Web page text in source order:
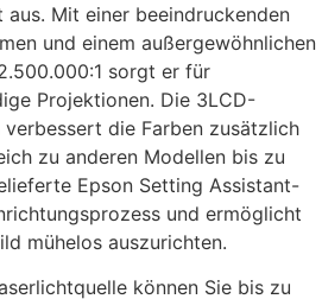
Mit einer beeindruckenden
und einem außergewöhnlichen
sorgt er für
Projektionen. Die 3LCD-
die Farben zusätzlich
zu anderen Modellen bis zu
Epson Setting Assistant-
und ermöglicht
mühelos auszurichten.
können Sie bis zu